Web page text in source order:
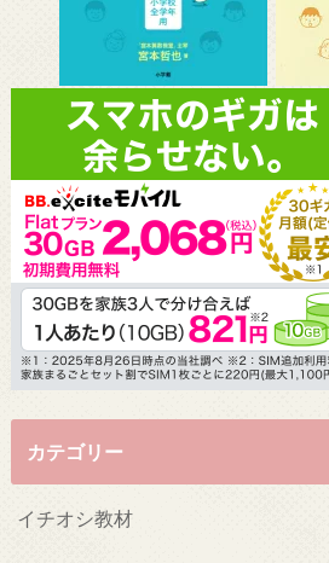
カテゴリー
イチオシ教材